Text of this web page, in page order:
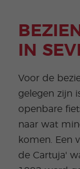
IN
Voor de
gelegen zijn
openbare
naar wat
komen. Een
de Cartuja'